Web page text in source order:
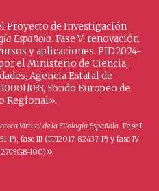
Proyecto de Investigación
Española. Fase V: renovación
y aplicaciones. PID2024-
el Ministerio de Ciencia,
Agencia Estatal de
Fondo Europeo de
Regional».
Virtual de la Filología Española. Fase I
P), fase III (FFI2017-82437-P) y fase IV
I00)».